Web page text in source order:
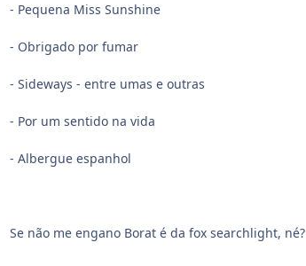
- Pequena Miss Sunshine
- Obrigado por fumar
- Sideways - entre umas e outras
- Por um sentido na vida
- Albergue espanhol
Se não me engano Borat é da fox searchlight, né?